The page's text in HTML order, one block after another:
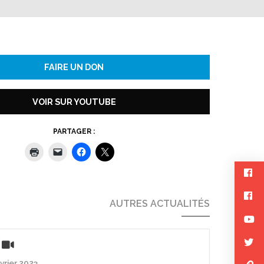
FAIRE UN DON
VOIR SUR YOUTUBE
PARTAGER :
AUTRES ACTUALITÉS